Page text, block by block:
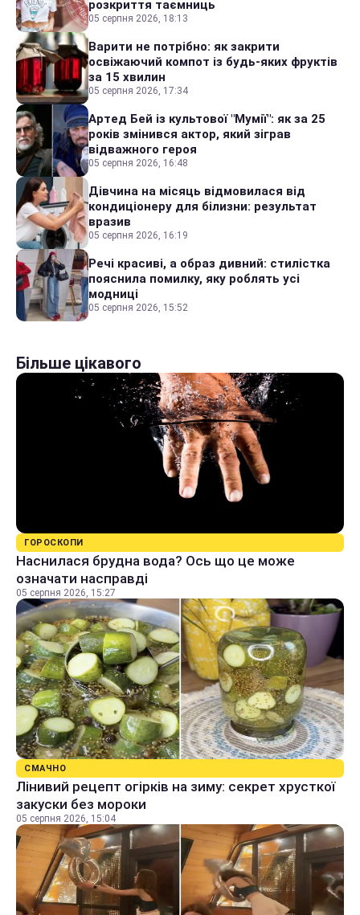
розкриття таємниць
05 серпня 2026, 18:13
Варити не потрібно: як закрити
освіжаючий компот із будь-яких фруктів
за 15 хвилин
05 серпня 2026, 17:34
Артед Бей із культової "Мумії": як за 25
років змінився актор, який зіграв
відважного героя
05 серпня 2026, 16:48
Дівчина на місяць відмовилася від
кондиціонеру для білизни: результат
вразив
05 серпня 2026, 16:19
Речі красиві, а образ дивний: стилістка
пояснила помилку, яку роблять усі
модниці
05 серпня 2026, 15:52
Більше цікавого
ГОРОСКОПИ
Наснилася брудна вода? Ось що це може
означати насправді
05 серпня 2026, 15:27
СМАЧНО
Лінивий рецепт огірків на зиму: секрет хрусткої
закуски без мороки
05 серпня 2026, 15:04